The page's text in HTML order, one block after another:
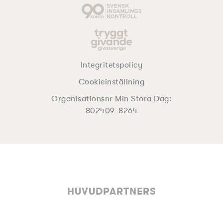
Integritetspolicy
Cookieinställning
Organisationsnr Min Stora Dag:
802409-8264
HUVUDPARTNERS